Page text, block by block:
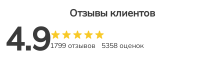
Отзывы клиентов
4.91799 отзывов 5358 оценок